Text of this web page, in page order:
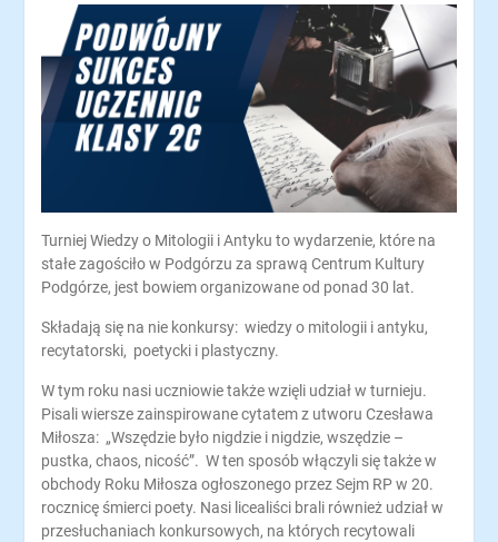
Turniej Wiedzy o Mitologii i Antyku to wydarzenie, które na
stałe zagościło w Podgórzu za sprawą Centrum Kultury
Podgórze, jest bowiem organizowane od ponad 30 lat.
Składają się na nie konkursy: wiedzy o mitologii i antyku,
recytatorski, poetycki i plastyczny.
W tym roku nasi uczniowie także wzięli udział w turnieju.
Pisali wiersze zainspirowane cytatem z utworu Czesława
Miłosza: „Wszędzie było nigdzie i nigdzie, wszędzie –
pustka, chaos, nicość”. W ten sposób włączyli się także w
obchody Roku Miłosza ogłoszonego przez Sejm RP w 20.
rocznicę śmierci poety. Nasi licealiści brali również udział w
przesłuchaniach konkursowych, na których recytowali